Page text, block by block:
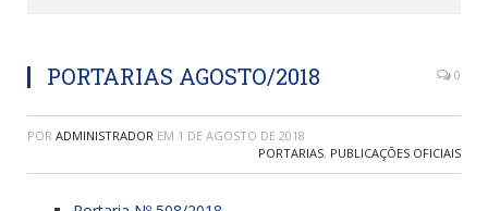
PORTARIAS AGOSTO/2018 0
POR ADMINISTRADOR EM 1 DE AGOSTO DE 2018
PORTARIAS, PUBLICAÇÕES OFICIAIS